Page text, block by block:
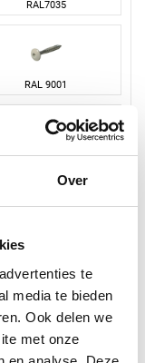
Over
te
media te bieden
Ook delen we
met onze
RAL7035
RAL 9001
RAL 9016